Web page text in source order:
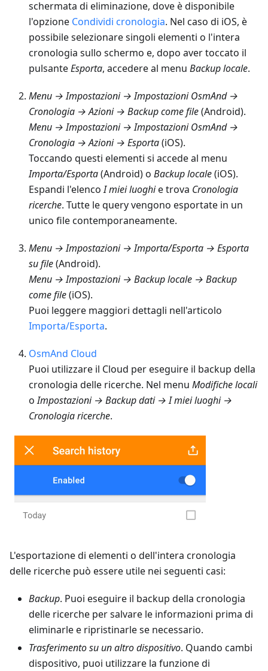
schermata di eliminazione, dove è disponibile
l'opzione Condividi cronologia. Nel caso di iOS, è
possibile selezionare singoli elementi o l'intera
cronologia sullo schermo e, dopo aver toccato il
pulsanteEsporta, accedere al menu Backup locale.
Menu → Impostazioni → Impostazioni OsmAnd →
Cronologia → Azioni → Backup come file(Android).
Menu → Impostazioni → Impostazioni OsmAnd →
Cronologia → Azioni → Esporta(iOS).
Toccando questi elementi si accede al menu
Importa/Esporta(Android) o Backup locale(iOS).
Espandi l'elencoI miei luoghie trova Cronologia
ricerche. Tutte le query vengono esportate in un
unico file contemporaneamente.
Menu → Impostazioni → Importa/Esporta → Esporta
su file(Android).
Menu → Impostazioni → Backup locale → Backup
come file(iOS).
Puoi leggere maggiori dettagli nell'articolo
Importa/Esporta.
OsmAnd Cloud
Puoi utilizzare il Cloud per eseguire il backup della
cronologia delle ricerche. Nel menu Modifiche locali
oImpostazioni → Backup dati → I miei luoghi →
Cronologia ricerche.
L'esportazione di elementi o dell'intera cronologia
delle ricerche può essere utile nei seguenti casi:
Backup. Puoi eseguire il backup della cronologia
delle ricerche per salvare le informazioni prima di
eliminarle e ripristinarle se necessario.
Trasferimento su un altro dispositivo. Quando cambi
dispositivo, puoi utilizzare la funzione di